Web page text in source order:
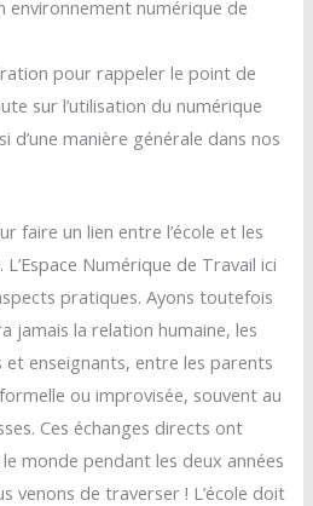
environnement numérique de
pour rappeler le point de
sur l’utilisation du numérique
d’une manière générale dans nos
faire un lien entre l’école et les
Numérique de Travail ici
pratiques. Ayons toutefois
jamais la relation humaine, les
enseignants, entre les parents
ou improvisée, souvent au
Ces échanges directs ont
monde pendant les deux années
venons de traverser ! L’école doit